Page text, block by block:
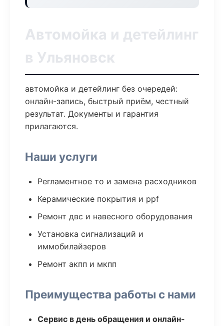
Автомойка и детейлинг
в Ульяновск
автомойка и детейлинг без очередей:
онлайн-запись, быстрый приём, честный
результат. Документы и гарантия
прилагаются.
Наши услуги
Регламентное то и замена расходников
Керамические покрытия и ppf
Ремонт двс и навесного оборудования
Установка сигнализаций и
иммобилайзеров
Ремонт акпп и мкпп
Преимущества работы с нами
Сервис в день обращения и онлайн-